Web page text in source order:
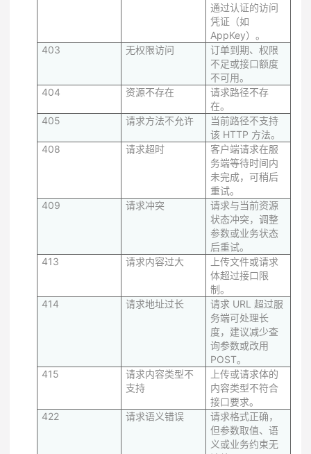
通过认证的访问
凭证（如
AppKey）。
403
无权限访问
订单到期、权限
不足或接口额度
不可用。
404
资源不存在
请求路径不存
在。
405
请求方法不允许
当前路径不支持
该 HTTP 方法。
408
请求超时
客户端请求在服
务端等待时间内
未完成，可稍后
重试。
409
请求冲突
请求与当前资源
状态冲突，调整
参数或业务状态
后重试。
413
请求内容过大
上传文件或请求
体超过接口限
制。
414
请求地址过长
请求 URL 超过服
务端可处理长
度，建议减少查
询参数或改用
POST。
415
请求内容类型不
支持
上传或请求体的
内容类型不符合
接口要求。
422
请求语义错误
请求格式正确，
但参数取值、语
义或业务约束无